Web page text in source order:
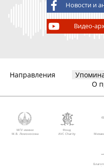
Новости и
Видео-
Направления
О
МГУ имени
М.В. Ломоносова
Фонд
AVC Charity